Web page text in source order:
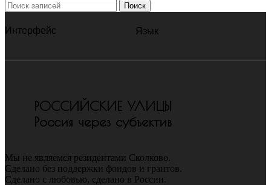
Поиск
Интерфейс Язык
РОССИЙСКИЕ УЛИЦЫ
Россия через субъектив
Мы не являемся резидентами Сколково.
Сделано без поддержки фондов и грантов.
Сделано с любовью, сделано в России.